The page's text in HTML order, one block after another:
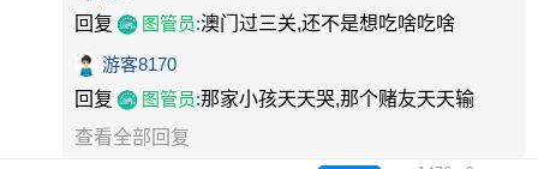
回复
图管员:澳门过三关,还不是想吃啥吃啥
游客8170
回复
图管员:那家小孩天天哭,那个赌友天天输
查看全部回复